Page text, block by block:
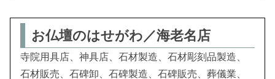
お仏壇のはせがわ／海老名店
寺院用具店、神具店、石材製造、石材彫刻品製造、
石材販売、石碑卸、石碑製造、石碑販売、葬儀業、